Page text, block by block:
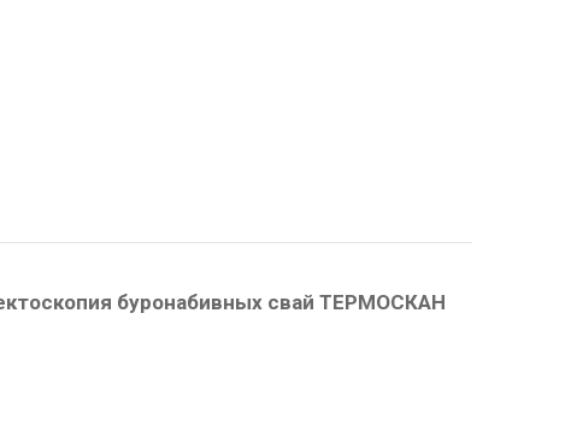
буронабивных свай ТЕРМОСКАН